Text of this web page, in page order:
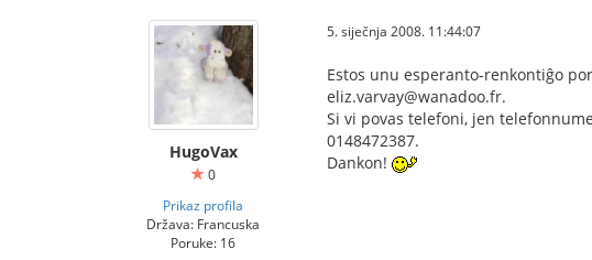
HugoVax
0
Prikaz profila
Država: Francuska
Poruke: 16
5. siječnja 2008. 11:44:07
Estos unu esperanto-renkontiĝo
eliz.varvay@wanadoo.fr.
Si vi povas telefoni, jen
0148472387.
Dankon!